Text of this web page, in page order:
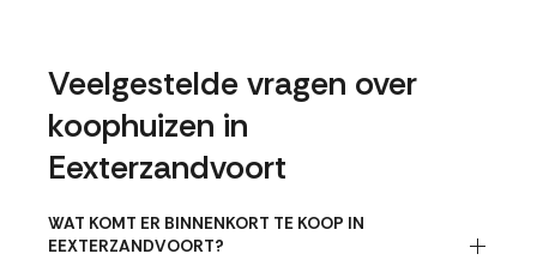
Veelgestelde vragen over
koophuizen in
Eexterzandvoort
WAT KOMT ER BINNENKORT TE KOOP IN
EEXTERZANDVOORT?